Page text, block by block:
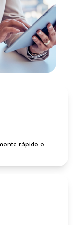
rápido e